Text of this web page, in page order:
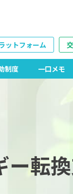
ットフォーム
制度 一口メモ
ー転